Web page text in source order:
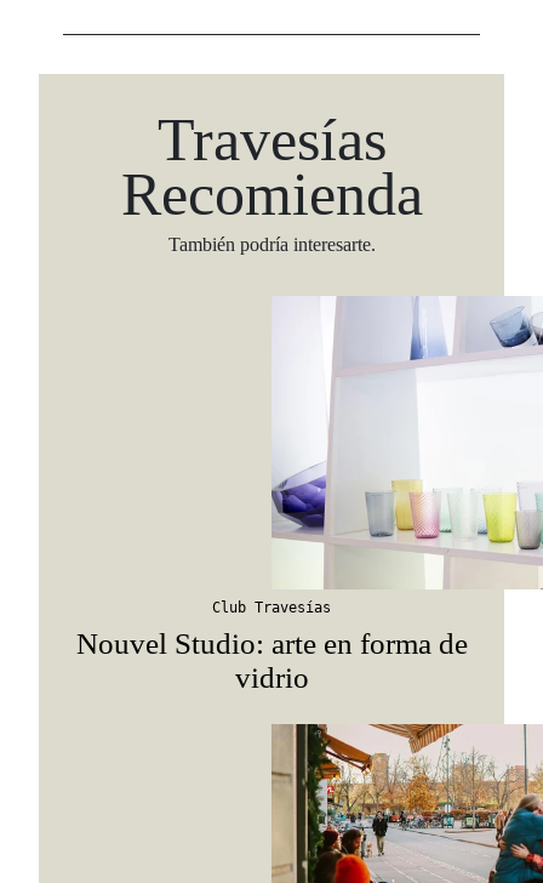
Travesías
Recomienda
También podría interesarte.
Club Travesías
Nouvel Studio: arte en forma de
vidrio
Viaja con Travesías, recibe cada semana
itinerarios, tips de insider y las guías más